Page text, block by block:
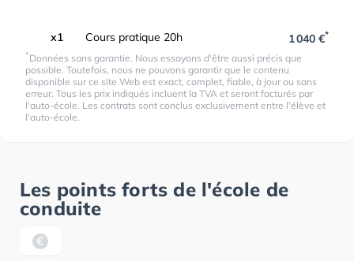
x1 Cours pratique 20h 1 040 €*
*Données sans garantie. Nous essayons d'être aussi précis que
possible. Toutefois, nous ne pouvons garantir que le contenu
disponible sur ce site Web est exact, complet, fiable, à jour ou sans
erreur. Tous les prix indiqués incluent la TVA et seront facturés par
l'auto-école. Les contrats sont conclus exclusivement entre l'élève et
l'auto-école.
Les points forts de l'école de
conduite